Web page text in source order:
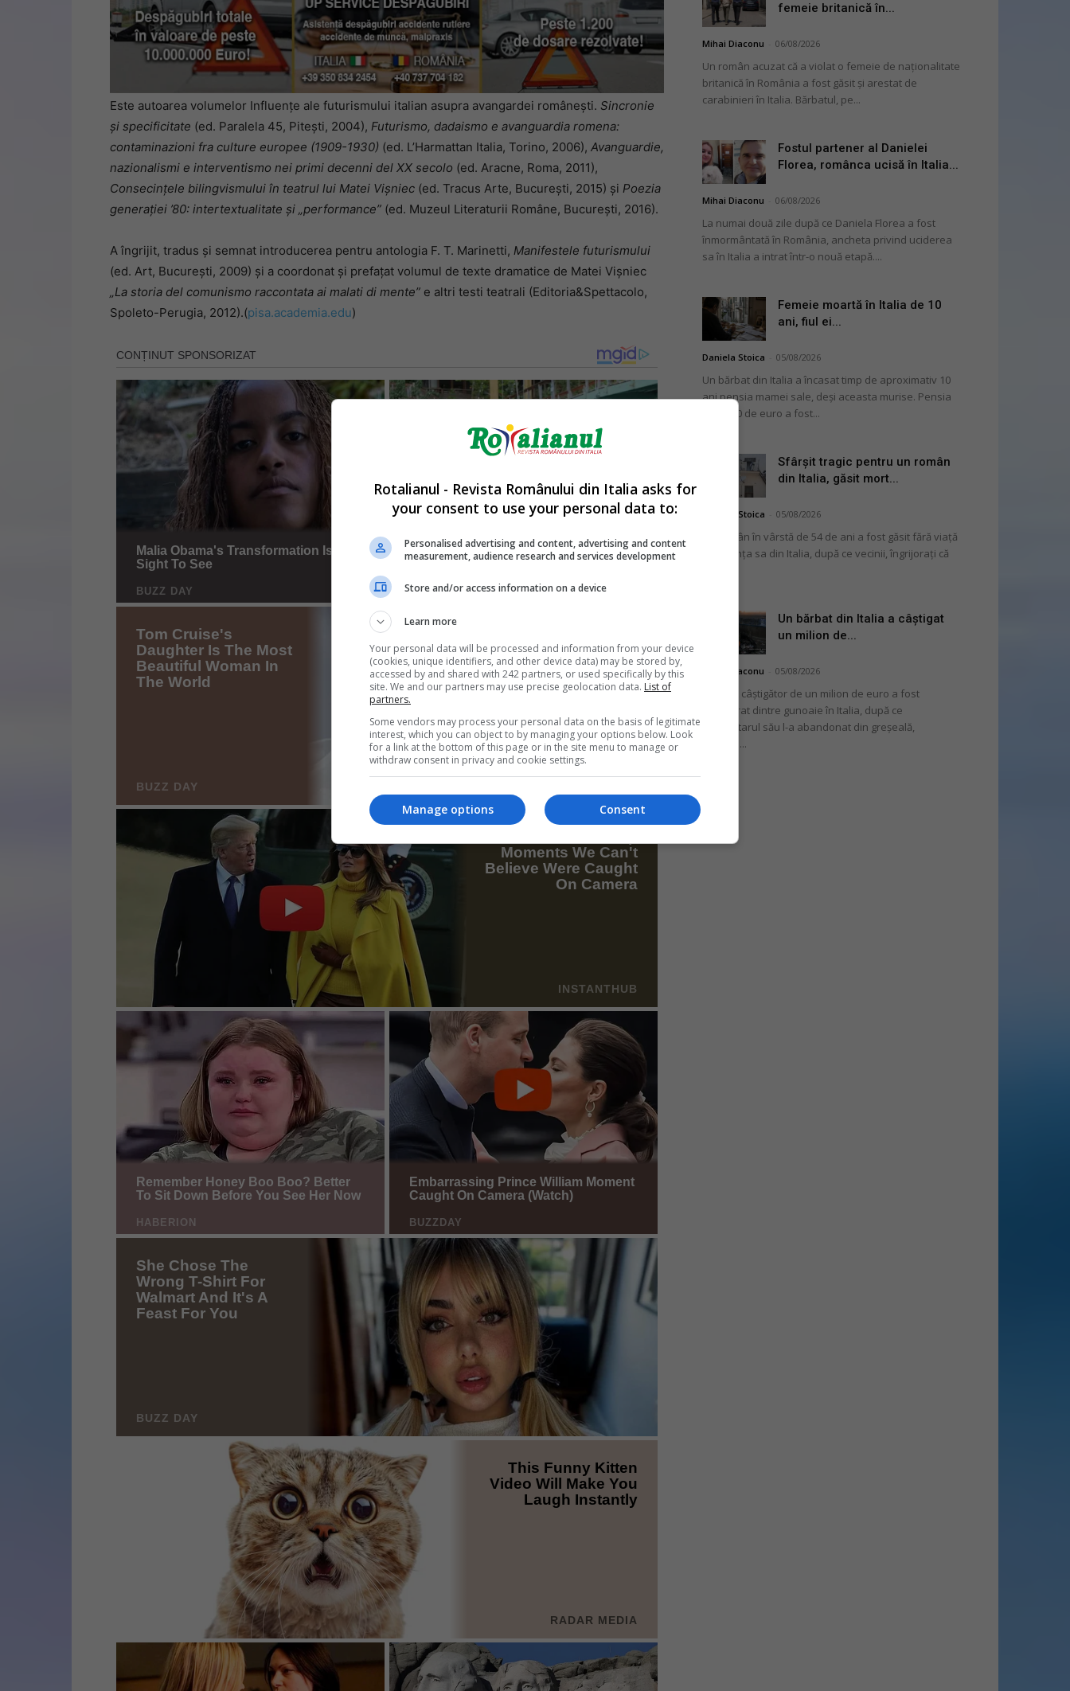
Este autoarea volumelor Influenţe ale futurismului italian asupra avangardei româneşti. Sincronie
şi specificitate (ed. Paralela 45, Piteşti, 2004), Futurismo, dadaismo e avanguardia romena:
contaminazioni fra culture europee (1909-1930) (ed. L’Harmattan Italia, Torino, 2006), Avanguardie,
nazionalismi e interventismo nei primi decenni del XX secolo (ed. Aracne, Roma, 2011),
Consecinţele bilingvismului în teatrul lui Matei Vişniec (ed. Tracus Arte, Bucureşti, 2015) şi Poezia
generaţiei ’80: intertextualitate şi „performance” (ed. Muzeul Literaturii Române, Bucureşti, 2016).
A îngrijit, tradus şi semnat introducerea pentru antologia F. T. Marinetti, Manifestele futurismului
(ed. Art, Bucureşti, 2009) şi a coordonat şi prefaţat volumul de texte dramatice de Matei Vişniec
„La storia del comunismo raccontata ai malati di mente” e altri testi teatrali (Editoria&Spettacolo,
Spoleto-Perugia, 2012).(pisa.academia.edu)
femeie britanică în...
Mihai Diaconu 06/08/2026
Un român acuzat că a violat o femeie de naționalitate
britanică în România a fost găsit și arestat de
carabinieri în Italia. Bărbatul, pe...
Fostul partener al Danielei
Florea, românca ucisă în Italia...
Mihai Diaconu 06/08/2026
La numai două zile după ce Daniela Florea a fost
înmormântată în România, ancheta privind uciderea
sa în Italia a intrat într-o nouă etapă....
Femeie moartă în Italia de 10
ani, fiul ei...
Daniela Stoica 05/08/2026
Un bărbat din Italia a încasat timp de aproximativ 10
ani pensia mamei sale, deși aceasta murise. Pensia
de 2.000 de euro a fost...
Sfârșit tragic pentru un român
din Italia, găsit mort...
Daniela Stoica 05/08/2026
Un român în vârstă de 54 de ani a fost găsit fără viață
în locuința sa din Italia, după ce vecinii, îngrijorați că
Un bărbat din Italia a câștigat
un milion de...
Mihai Diaconu 05/08/2026
Un bilet câștigător de un milion de euro a fost
recuperat dintre gunoaie în Italia, după ce
proprietarul său l-a abandonat din greșeală,
convins...
Rotalianul - Revista Românului din Italia asks for
your consent to use your personal data to:
Personalised advertising and content, advertising and content
measurement, audience research and services development
Store and/or access information on a device
Learn more
Your personal data will be processed and information from your device
(cookies, unique identifiers, and other device data) may be stored by,
accessed by and shared with 242 partners, or used specifically by this
site. We and our partners may use precise geolocation data. List of
partners.
Some vendors may process your personal data on the basis of legitimate
interest, which you can object to by managing your options below. Look
for a link at the bottom of this page or in the site menu to manage or
withdraw consent in privacy and cookie settings.
Consent
Manage options